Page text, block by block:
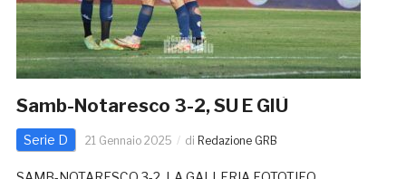
Samb-Notaresco 3-2, SU E GIÙ
Serie D 21 Gennaio 2025 di Redazione GRB